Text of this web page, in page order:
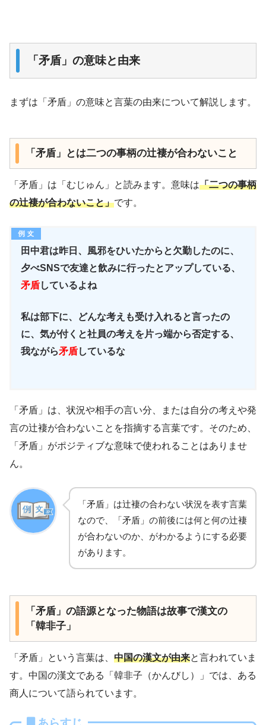
「矛盾」の意味と由来
まずは「矛盾」の意味と言葉の由来について解説します。
「矛盾」とは二つの事柄の辻褄が合わないこと
「矛盾」は「むじゅん」と読みます。意味は「二つの事柄
の辻褄が合わないこと」です。
田中君は昨日、風邪をひいたからと欠勤したのに、
夕べSNSで友達と飲みに行ったとアップしている、
矛盾しているよね
私は部下に、どんな考えも受け入れると言ったの
に、気が付くと社員の考えを片っ端から否定する、
我ながら矛盾しているな
「矛盾」は、状況や相手の言い分、または自分の考えや発
言の辻褄が合わないことを指摘する言葉です。そのため、
「矛盾」がポジティブな意味で使われることはありませ
ん。
「矛盾」は辻褄の合わない状況を表す言葉
なので、「矛盾」の前後には何と何の辻褄
が合わないのか、がわかるようにする必要
があります。
「矛盾」の語源となった物語は故事で漢文の
「韓非子」
「矛盾」という言葉は、 中国の漢文が由来と言われていま
す。中国の漢文である「韓非子（かんびし）」では、ある
商人について語られています。